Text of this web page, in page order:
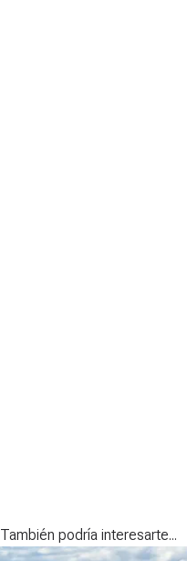
También podría interesarte...